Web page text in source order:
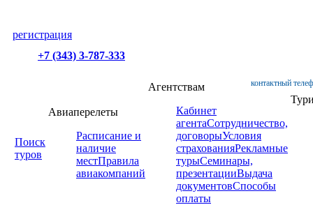
регистрация
+7 (343) 3-787-333
контактный
Поиск
туров
Авиаперелеты
Расписание и
наличие
местПравила
авиакомпаний
Агентствам
Кабинет
агентаСотрудничество,
договорыУсловия
страхованияРекламные
турыСеминары,
презентацииВыдача
документовСпособы
оплаты